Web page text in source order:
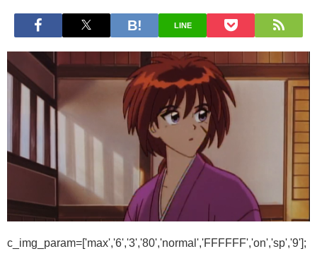
LINE
c_img_param=['max','6','3','80','normal','FFFFFF','on','sp','9'];